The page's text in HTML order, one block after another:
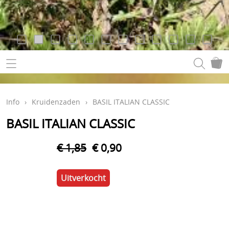
Info › Kruidenzaden › BASIL ITALIAN CLASSIC
BASIL ITALIAN CLASSIC
€ 1,85 € 0,90
Uitverkocht